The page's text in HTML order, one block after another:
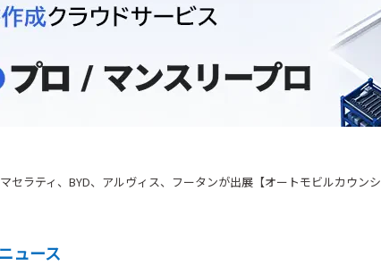
セラティ、BYD、アルヴィス、フータンが出展【オートモビルカウン
ュース